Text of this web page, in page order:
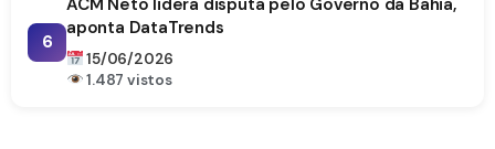
6
ACM Neto lidera disputa pelo Governo da Bahia,
aponta DataTrends
15/06/2026
1.487 vistos